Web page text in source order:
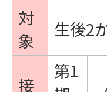
対
象
生後2
接
第1